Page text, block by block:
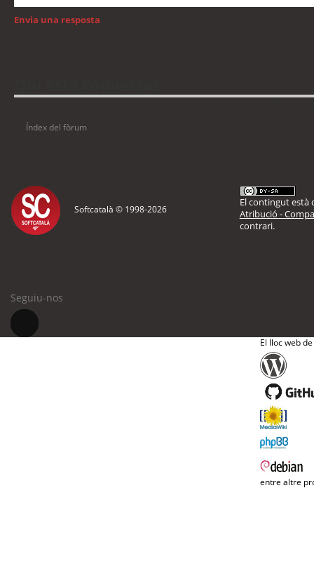
Envia una resposta
Índex del fòrum
Softcatalà © 1998-2026
El contingut està
Atribució -
contrari.
Seguiu-nos
El lloc web
entre altre